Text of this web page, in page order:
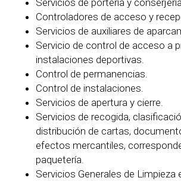
Servicios de portería y
Controladores de acceso y
Servicios de auxiliares de
Servicio de control de acceso a
instalaciones deportivas.
Control de permanencias.
Control de instalaciones.
Servicios de apertura y cierre.
Servicios de recogida,
distribución de cartas,
efectos mercantiles,
paquetería.
Servicios Generales de Limpieza